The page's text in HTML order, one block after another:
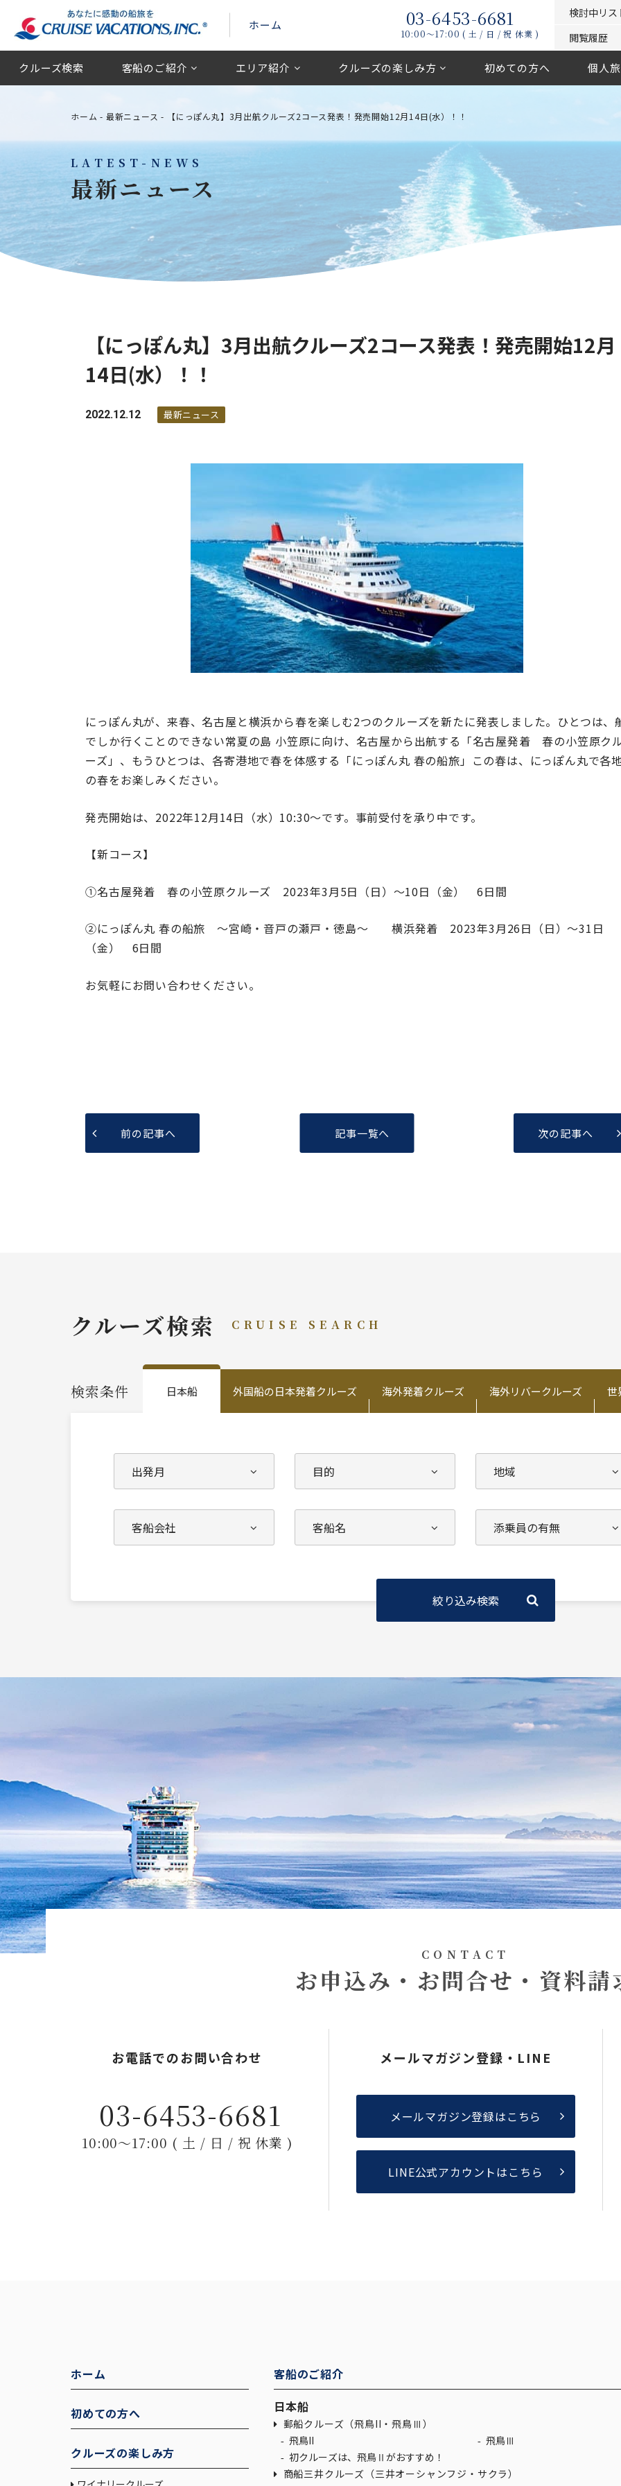
ホーム 03-6453-6681
10:00〜17:00 ( 土 / 日 / 祝 休業 )
検討中リス
閲覧履歴
クルーズ検索 客船のご紹介 エリア紹介 クルーズの楽しみ方 初めての方へ 個人
LATEST-NEWS
最新ニュース
ホーム - 最新ニュース - 【にっぽん丸】3月出航クルーズ2コース発表！発売開始12月14日(水）！！
【にっぽん丸】3月出航クルーズ2コース発表！発売開始12月
14日(水）！！
2022.12.12 最新ニュース
にっぽん丸が、来春、名古屋と横浜から春を楽しむ2つのクルーズを新たに発表しました。ひとつは、
でしか行くことのできない常夏の島 小笠原に向け、名古屋から出航する「名古屋発着 春の小笠原ク
ーズ」、もうひとつは、各寄港地で春を体感する「にっぽん丸 春の船旅」この春は、にっぽん丸で各
の春をお楽しみください。
発売開始は、2022年12月14日（水）10:30～です。事前受付を承り中です。
【新コース】
①名古屋発着 春の小笠原クルーズ 2023年3月5日（日）～10日（金） 6日間
②にっぽん丸 春の船旅 ～宮崎・音戸の瀬戸・徳島～ 横浜発着 2023年3月26日（日）～31日
（金） 6日間
お気軽にお問い合わせください。
前の記事へ 記事一覧へ 次の記事へ
クルーズ検索 CRUISE SEARCH
検索条件 日本船 外国船の日本発着クルーズ 海外発着クルーズ 海外リバークルーズ 世
絞り込み検索
CONTACT
お申込み・お問合せ・資料請
お電話でのお問い合わせ
03-6453-6681
10:00〜17:00 ( 土 / 日 / 祝 休業 )
メールマガジン登録・LINE
メールマガジン登録はこちら
LINE公式アカウントはこちら
ホーム
初めての方へ
クルーズの楽しみ方
客船のご紹介
日本船
郵船クルーズ（飛鳥II・飛鳥Ⅲ）
飛鳥II
初クルーズは、飛鳥Ⅱがおすすめ！
飛鳥Ⅲ
商船三井クルーズ（三井オーシャンフジ・サクラ）